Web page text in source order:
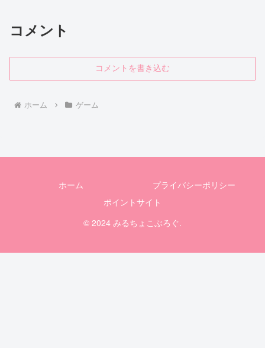
コメント
コメントを書き込む
ホーム ゲーム
ホーム
プライバシーポリシー
ポイントサイト
© 2024 みるちょこぶろぐ.